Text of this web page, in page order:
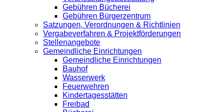
Gebühren Bücherei
Gebühren Bürgerzentrum
Satzungen, Verordnungen & Richtlinien
Vergabeverfahren & Projektförderungen
Stellenangebote
Gemeindliche Einrichtungen
Gemeindliche Einrichtungen
Bauhof
Wasserwerk
Feuerwehren
Kindertagesstätten
Freibad